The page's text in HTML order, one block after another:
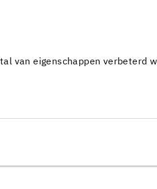
van eigenschappen verbeterd